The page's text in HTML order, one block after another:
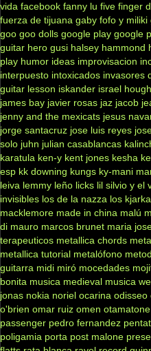
vida facebook fanny lu five finger
fuerza de tijuana gaby fofo y miliki
goo goo dolls google play google
guitar hero gusi halsey hammond
play humor ideas improvisacion
interpuesto intoxicados invasores
guitar lesson iskander israel
james bay javier rosas jaz jacob
jenny and the mexicats jesus
jorge santacruz jose luis reyes
solo juhn julian casablancas
karatula ken-y kent jones kesha
esp kk downing kungs ky-mani
leiva lemmy leño licks lil silvio y el
invisibles los de la nazza los
macklemore made in china malú
di mauro marcos brunet maria
terapeuticos metallica chords
metallica tutorial metalófono
guitarra midi miró mocedades
bonita musica medieval musica
jonas nokia noriel ocarina odisseo
o'brien omar ruiz omen otamatone
passenger pedro fernandez
poligamia porta post malone